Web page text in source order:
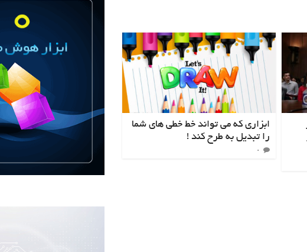
ابزاری که می تواند خط خطی های شما
را تبدیل به طرح کند !
۰